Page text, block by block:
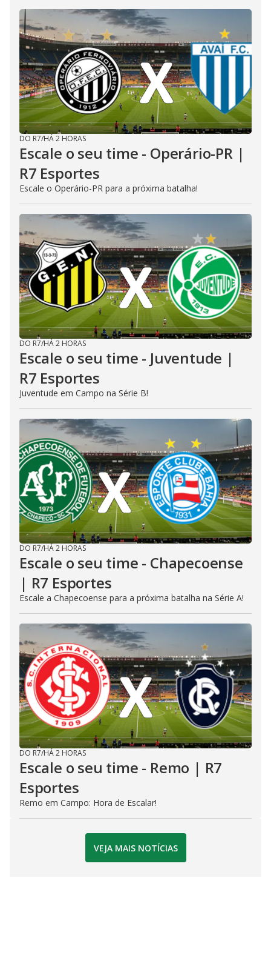
DO R7/HÁ 2 HORAS
Escale o seu time - Operário-PR |
R7 Esportes
Escale o Operário-PR para a próxima batalha!
DO R7/HÁ 2 HORAS
Escale o seu time - Juventude |
R7 Esportes
Juventude em Campo na Série B!
DO R7/HÁ 2 HORAS
Escale o seu time - Chapecoense
| R7 Esportes
Escale a Chapecoense para a próxima batalha na Série A!
DO R7/HÁ 2 HORAS
Escale o seu time - Remo | R7
Esportes
Remo em Campo: Hora de Escalar!
VEJA MAIS NOTÍCIAS